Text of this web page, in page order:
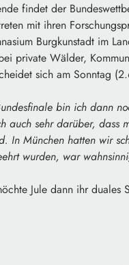
findet der
mit ihren
Burgkunstadt im
private Wälder,
sich am Sonntag
bin ich dann
auch sehr darüber,
In München hatten wir
wurden, war
Jule dann ihr duales